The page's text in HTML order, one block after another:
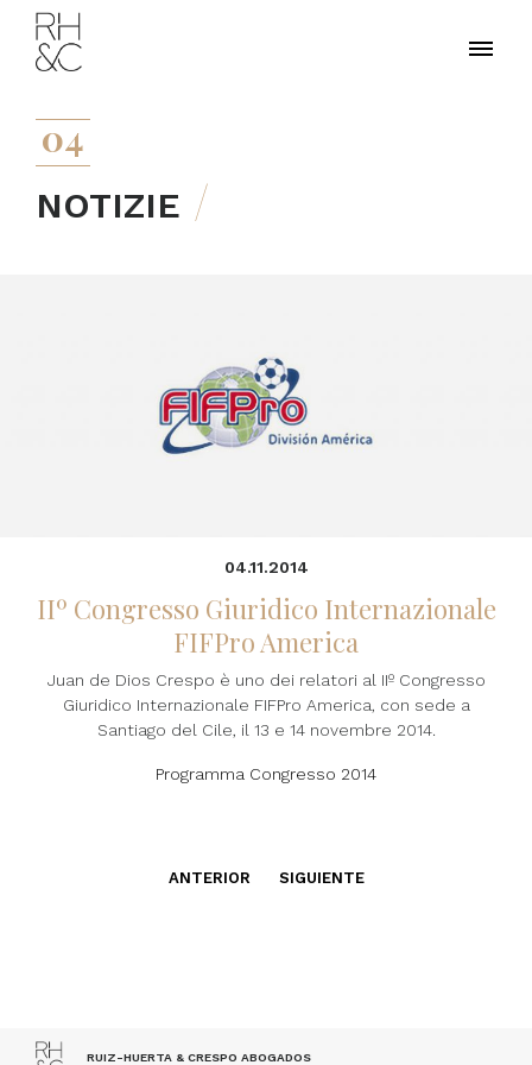
04
NOTIZIE
04.11.2014
IIº Congresso Giuridico Internazionale
FIFPro America
Juan de Dios Crespo è uno dei relatori al IIº Congresso
Giuridico Internazionale FIFPro America, con sede a
Santiago del Cile, il 13 e 14 novembre 2014.
Programma Congresso 2014
ANTERIOR SIGUIENTE
RUIZ-HUERTA & CRESPO ABOGADOS